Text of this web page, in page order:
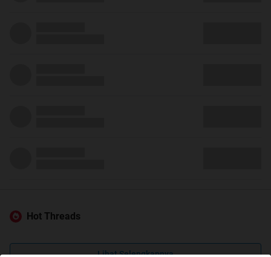
Hot Threads
Lihat Selengkapnya